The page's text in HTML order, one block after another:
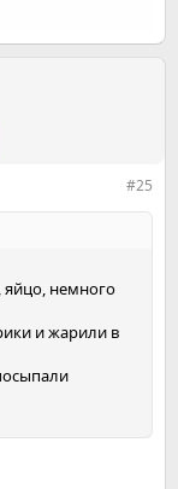
#25
яйцо, немного
и жарили в